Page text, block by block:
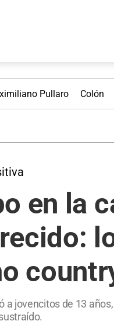
Pullaro Colón
en la
a jovencitos de 13